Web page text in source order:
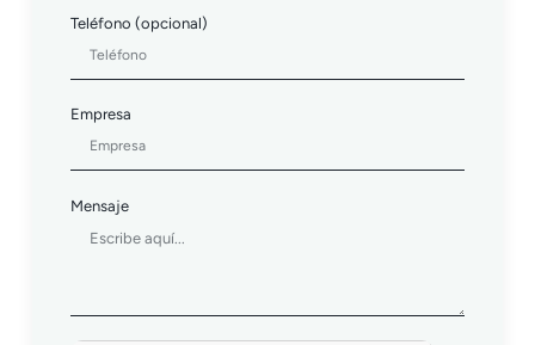
Teléfono (opcional)
Empresa
Mensaje